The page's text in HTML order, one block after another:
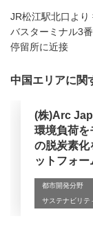
JR松江駅北口より
バスターミナル3
停留所に近接
中国エリアに関
(株)Arc
環境負荷を
の脱炭素化
ットフォー
都市開発分野
サステナビリテ